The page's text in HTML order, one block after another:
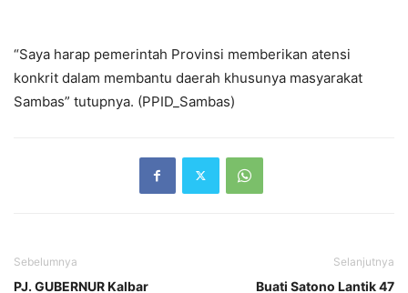
“Saya harap pemerintah Provinsi memberikan atensi
konkrit dalam membantu daerah khusunya masyarakat
Sambas” tutupnya. (PPID_Sambas)
Sebelumnya
PJ. GUBERNUR Kalbar
Selanjutnya
Buati Satono Lantik 47